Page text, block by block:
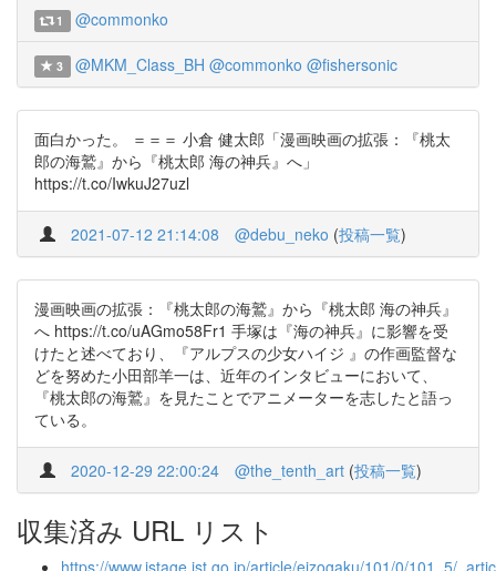
1 @commonko
3 @MKM_Class_BH @commonko @fishersonic
面白かった。 ＝＝＝ 小倉 健太郎「漫画映画の拡張：『桃太
郎の海鷲』から『桃太郎 海の神兵』へ」
https://t.co/IwkuJ27uzl
2021-07-12 21:14:08 @debu_neko (投稿一覧)
漫画映画の拡張：『桃太郎の海鷲』から『桃太郎 海の神兵』
へ https://t.co/uAGmo58Fr1 手塚は『海の神兵』に影響を受
けたと述べており、『アルプスの少女ハイジ 』の作画監督な
どを努めた小田部羊一は、近年のインタビューにおいて、
『桃太郎の海鷲』を見たことでアニメーターを志したと語っ
ている。
2020-12-29 22:00:24 @the_tenth_art (投稿一覧)
収集済み URL リスト
https://www.jstage.jst.go.jp/article/eizogaku/101/0/101_5/